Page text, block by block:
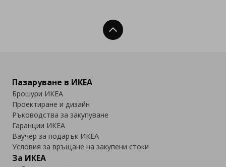
Нагоре
Пазаруване в ИКЕА
Брошури ИКЕА
Проектиране и дизайн
Ръководства за закупуване
Гаранции ИКЕА
Ваучер за подарък ИКЕА
Условия за връщане на закупени стоки
За ИКЕА